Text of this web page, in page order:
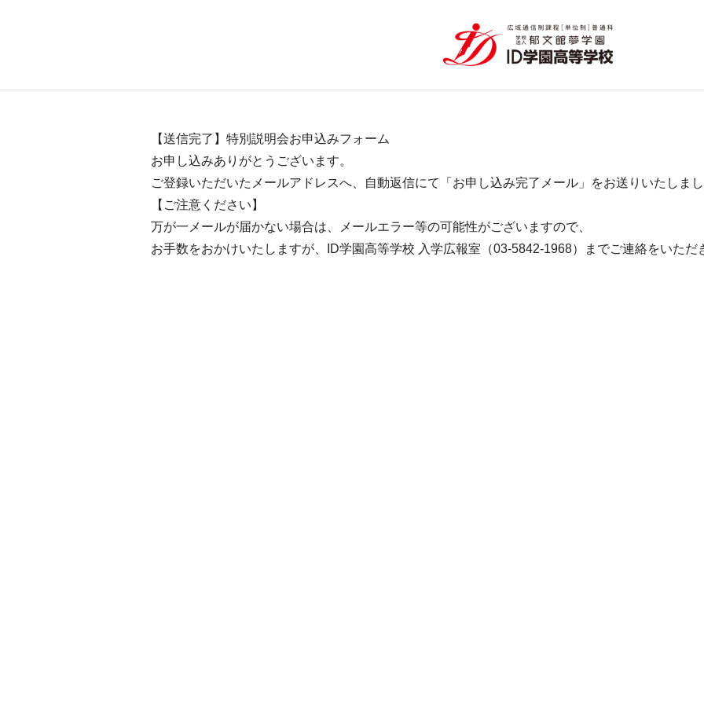
【送信完了】特別説明会お申込みフォーム
お申し込みありがとうございます。
ご登録いただいたメールアドレスへ、自動返信にて「お申し込み完了メール」をお送りいたしまし
【ご注意ください】
万が一メールが届かない場合は、メールエラー等の可能性がございますので、
お手数をおかけいたしますが、ID学園高等学校 入学広報室（03-5842-1968）までご連絡をいただ